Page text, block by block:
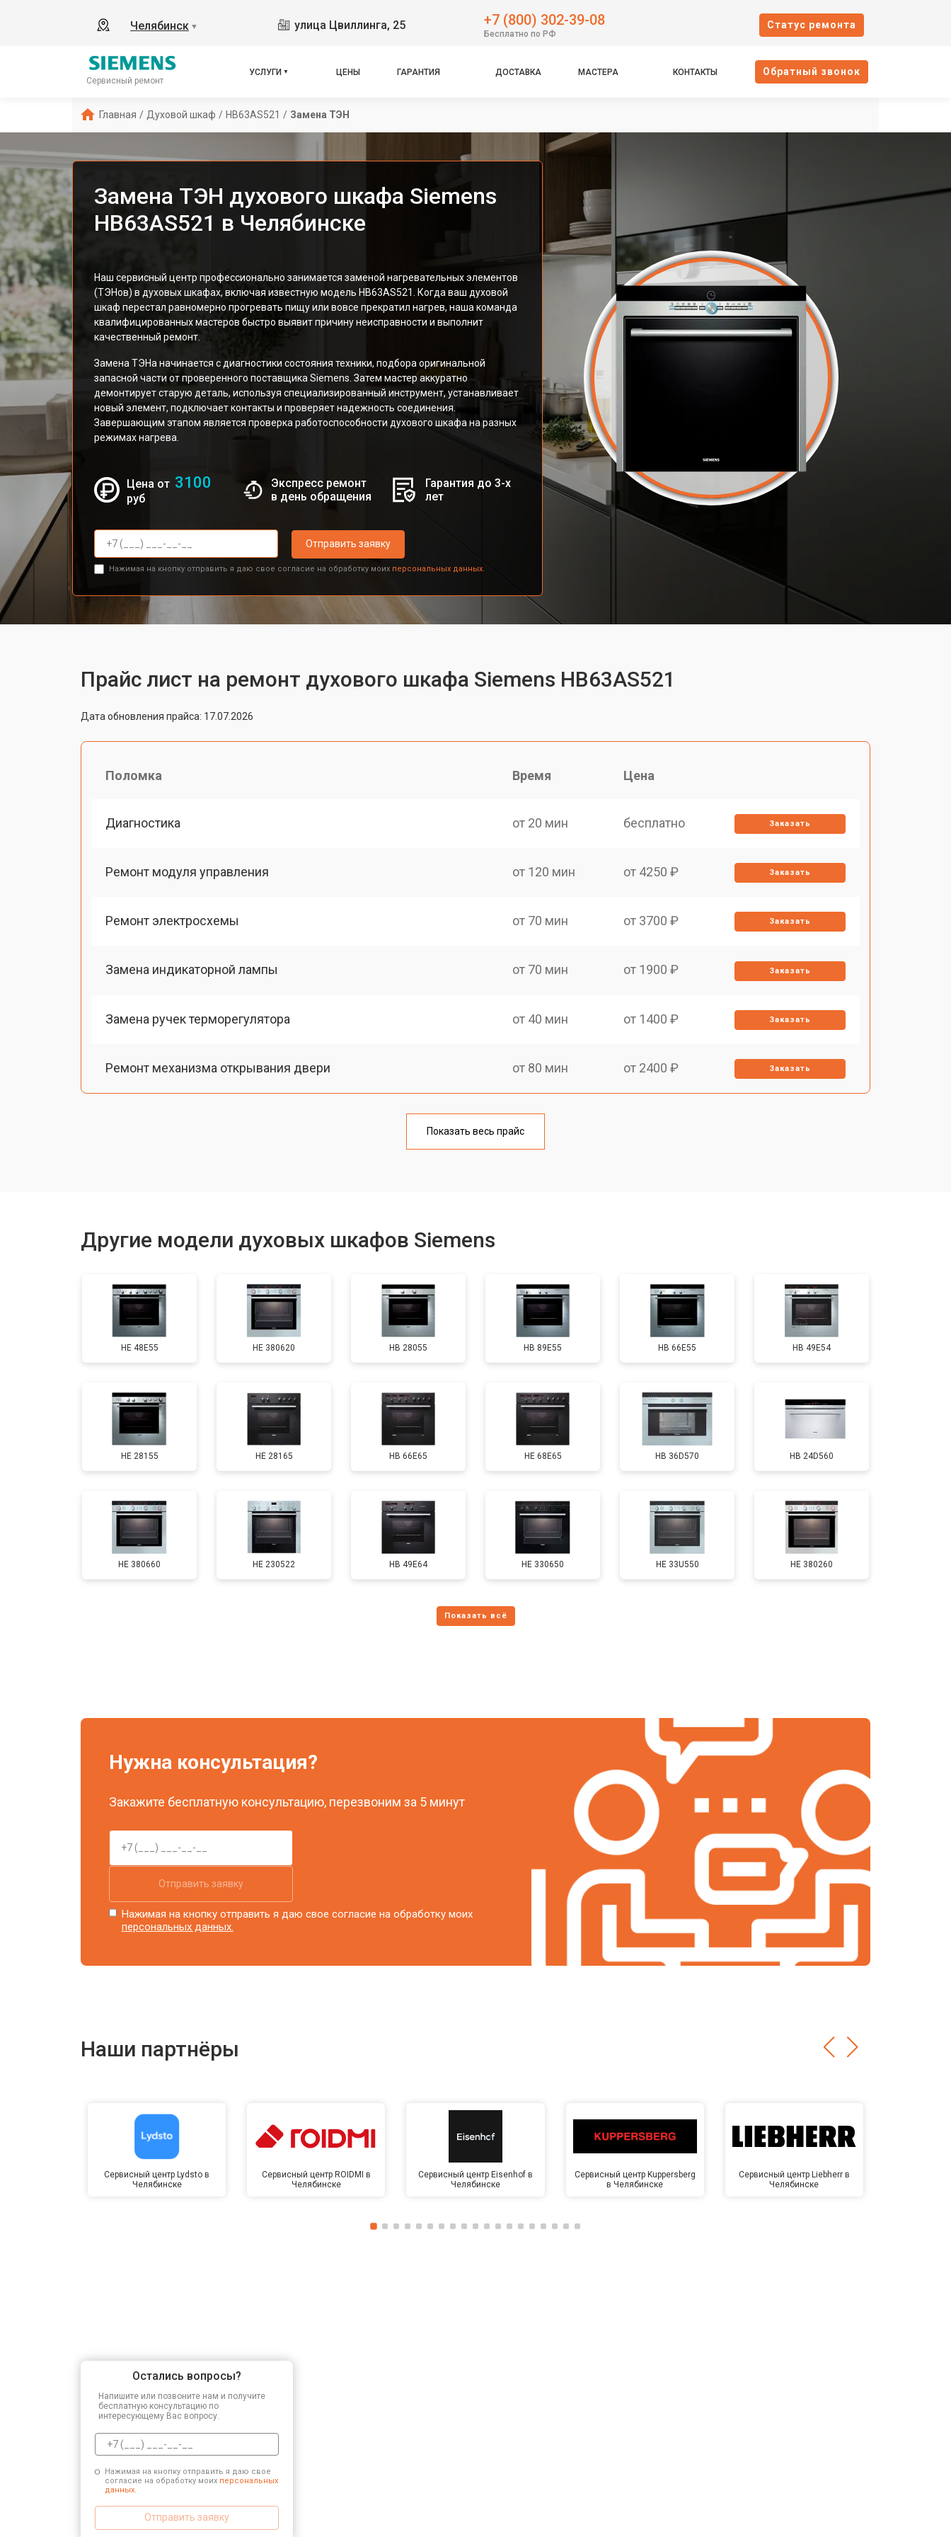
Челябинск ▼ улица Цвиллинга, 25 +7 (800) 302-39-08
Бесплатно по РФ
Cтатус ремонта
Сервисный ремонт
УСЛУГИ ЦЕНЫ ГАРАНТИЯ ДОСТАВКА МАСТЕРА КОНТАКТЫ Oбратный звонок
Главная / Духовой шкаф / HB63AS521 / Замена ТЭН
Замена ТЭН духового шкафа Siemens
HB63AS521 в Челябинске
Наш сервисный центр профессионально занимается заменой нагревательных элементов
(ТЭНов) в духовых шкафах, включая известную модель HB63AS521. Когда ваш духовой
шкаф перестал равномерно прогревать пищу или вовсе прекратил нагрев, наша команда
квалифицированных мастеров быстро выявит причину неисправности и выполнит
качественный ремонт.
Замена ТЭНа начинается с диагностики состояния техники, подбора оригинальной
запасной части от проверенного поставщика Siemens. Затем мастер аккуратно
демонтирует старую деталь, используя специализированный инструмент, устанавливает
новый элемент, подключает контакты и проверяет надежность соединения.
Завершающим этапом является проверка работоспособности духового шкафа на разных
режимах нагрева.
Цена от 3100
руб
Экспресс ремонт
в день обращения
Гарантия до 3-х
лет
Отправить заявку
Нажимая на кнопку отправить я даю свое согласие на обработку моих персональных данных.
Прайс лист на ремонт духового шкафа Siemens HB63AS521
Дата обновления прайса: 17.07.2026
Поломка Время Цена
Диагностика от 20 мин бесплатно Заказать
Ремонт модуля управления от 120 мин от 4250 ₽ Заказать
Ремонт электросхемы от 70 мин от 3700 ₽ Заказать
Замена индикаторной лампы от 70 мин от 1900 ₽ Заказать
Замена ручек терморегулятора от 40 мин от 1400 ₽ Заказать
Ремонт механизма открывания двери от 80 мин от 2400 ₽ Заказать
от 80 мин
Показать весь прайс
Другие модели духовых шкафов Siemens
HE 48E55 HE 380620 HB 28055 HB 89E55 HB 66E55 HB 49E54
HE 28155 HE 28165 HB 66E65 HE 68E65 HB 36D570 HB 24D560
HE 380660 HE 230522 HB 49E64 HE 330650 HE 33U550 HE 380260
Нужна консультация?
Закажите бесплатную консультацию, перезвоним за 5 минут
Отправить заявку
Нажимая на кнопку отправить я даю свое согласие на обработку моих
персональных данных.
Наши партнёры
Сервисный центр Lydsto в
Челябинске
Сервисный центр ROIDMI в
Челябинске
Сервисный центр Eisenhof в
Челябинске
Сервисный центр Kuppersberg
в Челябинске
Сервисный центр Liebherr в
Челябинске
Остались вопросы?
Напишите или позвоните нам и получите
бесплатную консультацию по
интересующему Вас вопросу.
Нажимая на кнопку отправить я даю свое
согласие на обработку моих персональных
данных.
Отправить заявку